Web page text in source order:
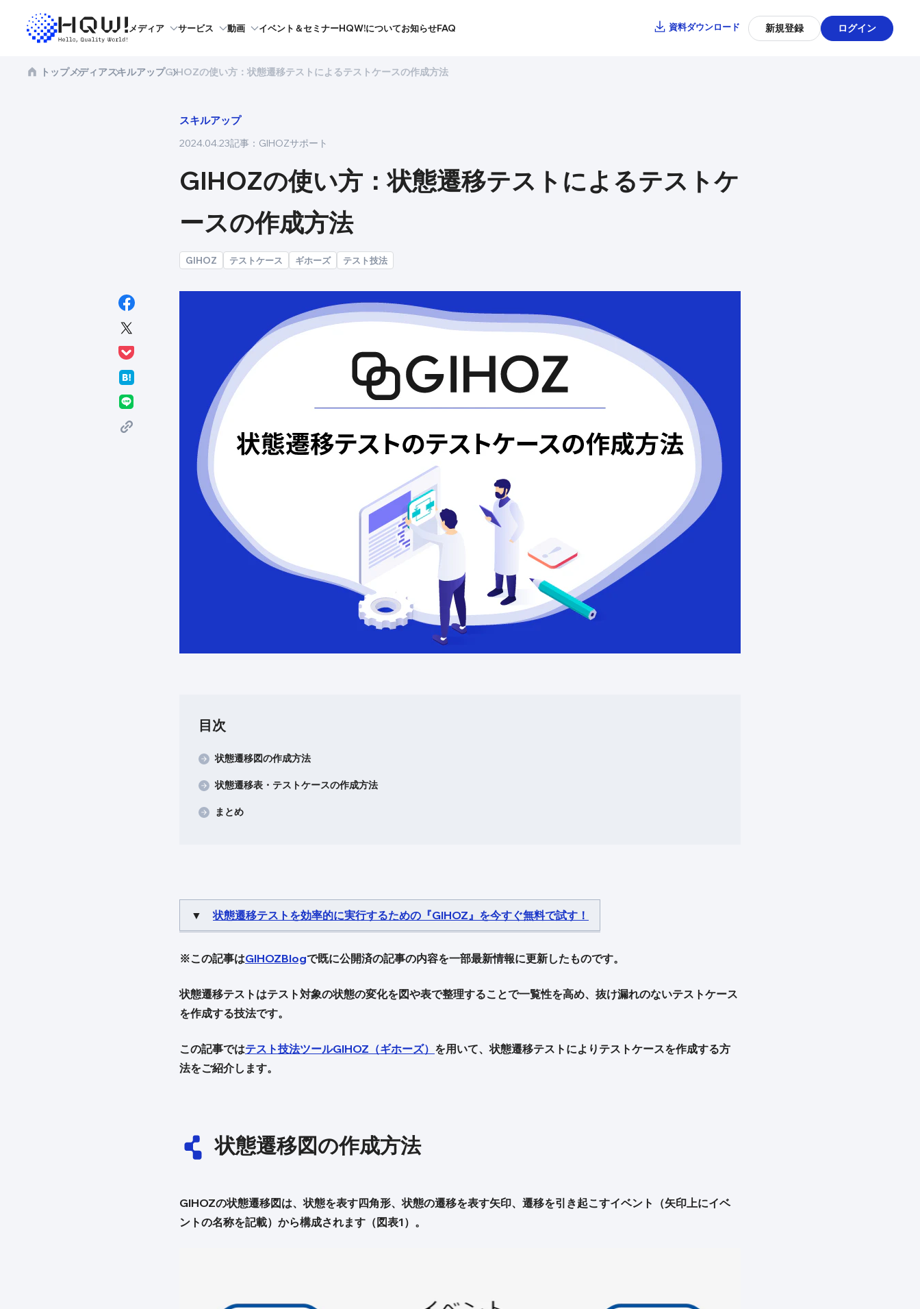
メディア サービス 動画 イベント＆セミナーHQW!についてお知らせFAQ 資料ダウンロード 新規登録 ログイン
トップメディアスキルアップGIHOZの使い方：状態遷移テストによるテストケースの作成方法
スキルアップ
2024.04.23記事： GIHOZサポート
GIHOZの使い方：状態遷移テストによるテストケ
ースの作成方法
GIHOZ テストケース ギホーズ テスト技法
目次
状態遷移図の作成方法
状態遷移表・テストケースの作成方法
まとめ
▼状態遷移テストを効率的に実行するための『GIHOZ』を今すぐ無料で試す！
※この記事はGIHOZBlogで既に公開済の記事の内容を一部最新情報に更新したものです。
状態遷移テストはテスト対象の状態の変化を図や表で整理することで一覧性を高め、抜け漏れのないテストケース
を作成する技法です。
この記事ではテスト技法ツールGIHOZ（ギホーズ） を用いて、状態遷移テストによりテストケースを作成する方
法をご紹介します。
状態遷移図の作成方法
GIHOZの状態遷移図は、状態を表す四角形、状態の遷移を表す矢印、遷移を引き起こすイベント（矢印上にイベ
ントの名称を記載）から構成されます（図表1）。